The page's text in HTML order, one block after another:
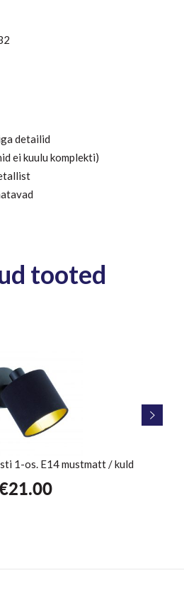
detailid
ei kuulu komplekti)
tooted
1-os. E14 mustmatt / kuld
21.00